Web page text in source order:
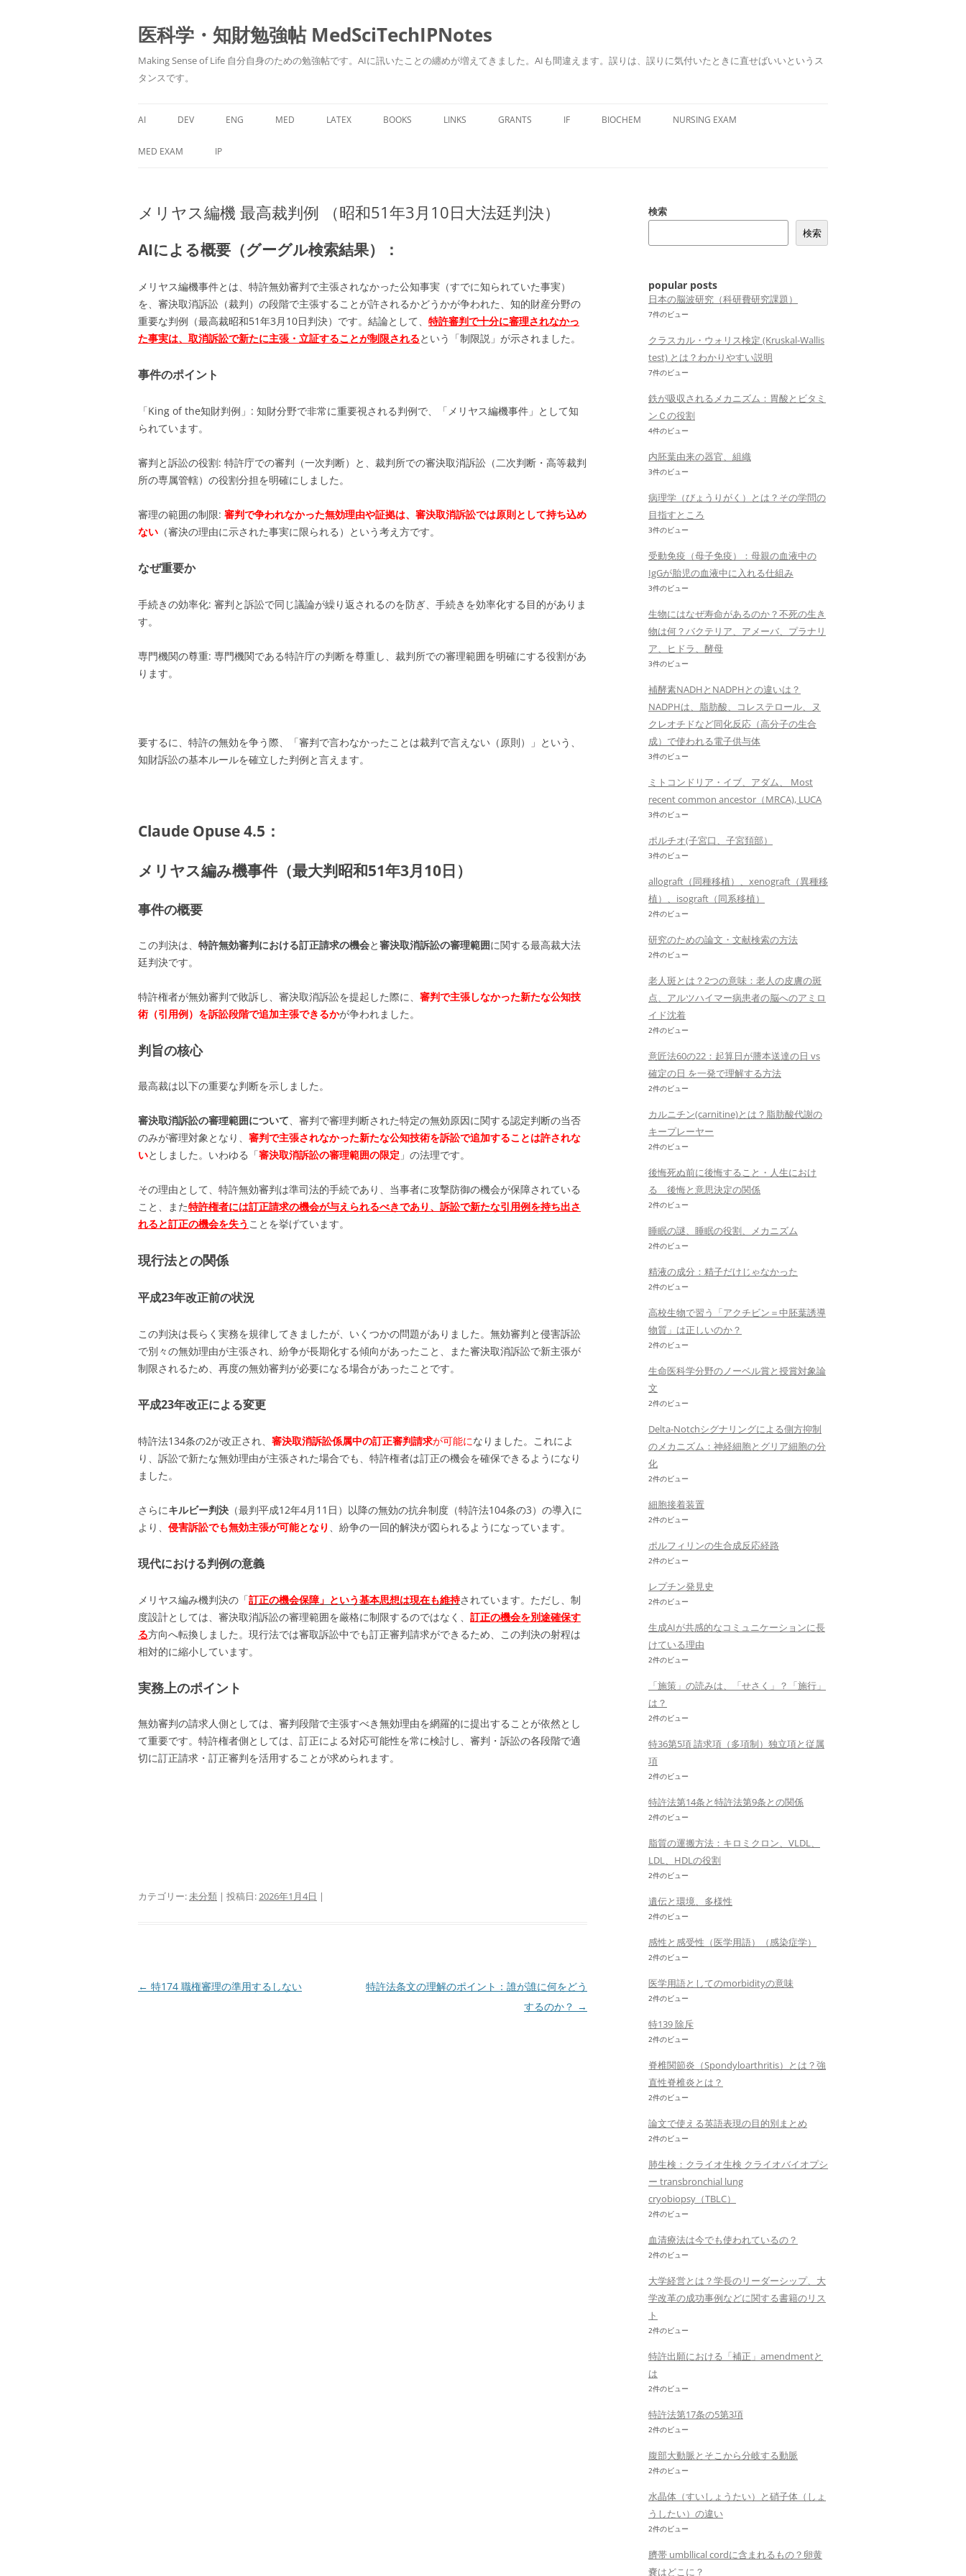
医科学・知財勉強帖 MedSciTechIPNotes
Making Sense of Life 自分自身のための勉強帖です。AIに訊いたことの纏めが増えてきました。AIも間違えます。誤りは、誤りに気付いたときに直せばいいというス
タンスです。
AI DEV ENG MED LATEX BOOKS LINKS GRANTS IF BIOCHEM NURSING EXAM
MED EXAM IP
メリヤス編機 最高裁判例 （昭和51年3月10日大法廷判決）
AIによる概要（グーグル検索結果）：
メリヤス編機事件とは、特許無効審判で主張されなかった公知事実（すでに知られていた事実）
を、審決取消訴訟（裁判）の段階で主張することが許されるかどうかが争われた、知的財産分野の
重要な判例（最高裁昭和51年3月10日判決）です。結論として、 特許審判で十分に審理されなかっ
た事実は、取消訴訟で新たに主張・立証することが制限されるという「制限説」が示されました。
事件のポイント
「King of the知財判例」: 知財分野で非常に重要視される判例で、「メリヤス編機事件」として知
られています。
審判と訴訟の役割: 特許庁での審判（一次判断）と、裁判所での審決取消訴訟（二次判断・高等裁判
所の専属管轄）の役割分担を明確にしました。
審理の範囲の制限: 審判で争われなかった無効理由や証拠は、審決取消訴訟では原則として持ち込め
ない （審決の理由に示された事実に限られる）という考え方です。
なぜ重要か
手続きの効率化: 審判と訴訟で同じ議論が繰り返されるのを防ぎ、手続きを効率化する目的がありま
す。
専門機関の尊重: 専門機関である特許庁の判断を尊重し、裁判所での審理範囲を明確にする役割があ
ります。
要するに、特許の無効を争う際、「審判で言わなかったことは裁判で言えない（原則）」という、
知財訴訟の基本ルールを確立した判例と言えます。
Claude Opuse 4.5：
メリヤス編み機事件（最大判昭和51年3月10日）
事件の概要
この判決は、 特許無効審判における訂正請求の機会と審決取消訴訟の審理範囲に関する最高裁大法
廷判決です。
特許権者が無効審判で敗訴し、審決取消訴訟を提起した際に、 審判で主張しなかった新たな公知技
術（引用例）を訴訟段階で追加主張できるかが争われました。
判旨の核心
最高裁は以下の重要な判断を示しました。
審決取消訴訟の審理範囲について、審判で審理判断された特定の無効原因に関する認定判断の当否
のみが審理対象となり、 審判で主張されなかった新たな公知技術を訴訟で追加することは許されな
いとしました。いわゆる「審決取消訴訟の審理範囲の限定 」の法理です。
その理由として、特許無効審判は準司法的手続であり、当事者に攻撃防御の機会が保障されている
こと、また特許権者には訂正請求の機会が与えられるべきであり、訴訟で新たな引用例を持ち出さ
れると訂正の機会を失う ことを挙げています。
現行法との関係
平成23年改正前の状況
この判決は長らく実務を規律してきましたが、いくつかの問題がありました。無効審判と侵害訴訟
で別々の無効理由が主張され、紛争が長期化する傾向があったこと、また審決取消訴訟で新主張が
制限されるため、再度の無効審判が必要になる場合があったことです。
平成23年改正による変更
特許法134条の2が改正され、 審決取消訴訟係属中の訂正審判請求が可能になりました。これによ
り、訴訟で新たな無効理由が主張された場合でも、特許権者は訂正の機会を確保できるようになり
ました。
さらにキルビー判決 （最判平成12年4月11日）以降の無効の抗弁制度（特許法104条の3）の導入に
より、 侵害訴訟でも無効主張が可能となり 、紛争の一回的解決が図られるようになっています。
現代における判例の意義
メリヤス編み機判決の「訂正の機会保障」という基本思想は現在も維持されています。ただし、制
度設計としては、審決取消訴訟の審理範囲を厳格に制限するのではなく、 訂正の機会を別途確保す
る方向へ転換しました。現行法では審取訴訟中でも訂正審判請求ができるため、この判決の射程は
相対的に縮小しています。
実務上のポイント
無効審判の請求人側としては、審判段階で主張すべき無効理由を網羅的に提出することが依然とし
て重要です。特許権者側としては、訂正による対応可能性を常に検討し、審判・訴訟の各段階で適
切に訂正請求・訂正審判を活用することが求められます。
カテゴリー:未分類 | 投稿日:2026年1月4日 |
投
← 特174 職権審理の準用するしない
特許法条文の理解のポイント：誰が誰に何をどう
するのか？ →
検索
検索
popular posts
日本の脳波研究（科研費研究課題）
7件のビュー
クラスカル・ウォリス検定 (Kruskal-Wallis
test) とは？わかりやすい説明
7件のビュー
鉄が吸収されるメカニズム：胃酸とビタミ
ンＣの役割
4件のビュー
内胚葉由来の器官、組織
3件のビュー
病理学（びょうりがく）とは？その学問の
目指すところ
3件のビュー
受動免疫（母子免疫）：母親の血液中の
IgGが胎児の血液中に入れる仕組み
3件のビュー
生物にはなぜ寿命があるのか？不死の生き
物は何？バクテリア、アメーバ、プラナリ
ア、ヒドラ、酵母
3件のビュー
補酵素NADHとNADPHとの違いは？
NADPHは、脂肪酸、コレステロール、ヌ
クレオチドなど同化反応（高分子の生合
成）で使われる電子供与体
3件のビュー
ミトコンドリア・イブ、アダム、 Most
recent common ancestor（MRCA), LUCA
3件のビュー
ポルチオ(子宮口、子宮頚部）
3件のビュー
allograft（同種移植）、xenograft（異種移
植）、isograft（同系移植）
2件のビュー
研究のための論文・文献検索の方法
2件のビュー
老人斑とは？2つの意味：老人の皮膚の斑
点、アルツハイマー病患者の脳へのアミロ
イド沈着
2件のビュー
意匠法60の22：起算日が謄本送達の日 vs
確定の日 を一発で理解する方法
2件のビュー
カルニチン(carnitine)とは？脂肪酸代謝の
キープレーヤー
2件のビュー
後悔死ぬ前に後悔すること・人生におけ
る 後悔と意思決定の関係
2件のビュー
睡眠の謎、睡眠の役割、メカニズム
2件のビュー
精液の成分：精子だけじゃなかった
2件のビュー
高校生物で習う「アクチビン＝中胚葉誘導
物質」は正しいのか？
2件のビュー
生命医科学分野のノーベル賞と授賞対象論
文
2件のビュー
Delta-Notchシグナリングによる側方抑制
のメカニズム：神経細胞とグリア細胞の分
化
2件のビュー
細胞接着装置
2件のビュー
ポルフィリンの生合成反応経路
2件のビュー
レプチン発見史
2件のビュー
生成AIが共感的なコミュニケーションに長
けている理由
2件のビュー
「施策」の読みは、「せさく」？「施行」
は？
2件のビュー
特36第5項 請求項（多項制）独立項と従属
項
2件のビュー
特許法第14条と特許法第9条との関係
2件のビュー
脂質の運搬方法：キロミクロン、VLDL、
LDL、HDLの役割
2件のビュー
遺伝と環境、多様性
2件のビュー
感性と感受性（医学用語）（感染症学）
2件のビュー
医学用語としてのmorbidityの意味
2件のビュー
特139 除斥
2件のビュー
脊椎関節炎（Spondyloarthritis）とは？強
直性脊椎炎とは？
2件のビュー
論文で使える英語表現の目的別まとめ
2件のビュー
肺生検：クライオ生検 クライオバイオプシ
ー transbronchial lung
cryobiopsy（TBLC）
2件のビュー
血清療法は今でも使われているの？
2件のビュー
大学経営とは？学長のリーダーシップ、大
学改革の成功事例などに関する書籍のリス
ト
2件のビュー
特許出願における「補正」amendmentと
は
2件のビュー
特許法第17条の5第3項
2件のビュー
腹部大動脈とそこから分岐する動脈
2件のビュー
水晶体（すいしょうたい）と硝子体（しょ
うしたい）の違い
2件のビュー
臍帯 umbllical cordに含まれるもの？卵黄
嚢はどこに？